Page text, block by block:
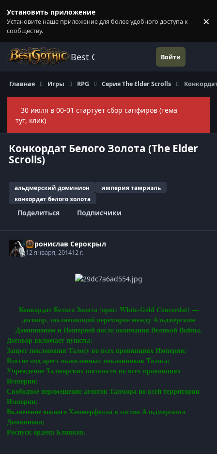
Установить приложение
Установите наше приложение для более удобного доступа к
сообществу.
×
Best Gothic Forums Войти
Главная Игры RPG Серия The Elder Scrolls
30 июля в 00-01 стартует сбор сапфиров (тема
тут, клик)
Конкордат Белого Золота (The Elder
Scrolls)
альдмерский доминион
империя тамриэль
конкордат белого золота
Поделиться Подписчики
Воронислав Серокрыл
12 января, 201412 г.
Конкордат Белого Золота (ориг. White-Gold Concordat) —
договор, заключающий перемирие между Альдмерским
Доминионом и Империей после окончания Великой Войны.
Договор включает пункты:
Запрет поклонения Талосу во всех провинциях Империи;
Взятие под арест выявленных поклонников Талоса;
Учреждение Талморских посольств во всех провинциях
Империи;
Свободное перемещение агентов Талмора по всей территории
Империи;
Включение южного Хаммерфелла в состав Альдмерского
Доминиона;
Роспуск ордена Клинков.